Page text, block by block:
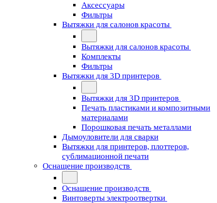
Аксессуары
Фильтры
Вытяжки для салонов красоты
Вытяжки для салонов красоты
Комплекты
Фильтры
Вытяжки для 3D принтеров
Вытяжки для 3D принтеров
Печать пластиками и композитными
материалами
Порошковая печать металлами
Дымоуловители для сварки
Вытяжки для принтеров, плоттеров,
сублимационной печати
Оснащение производств
Оснащение производств
Винтоверты электроотвертки